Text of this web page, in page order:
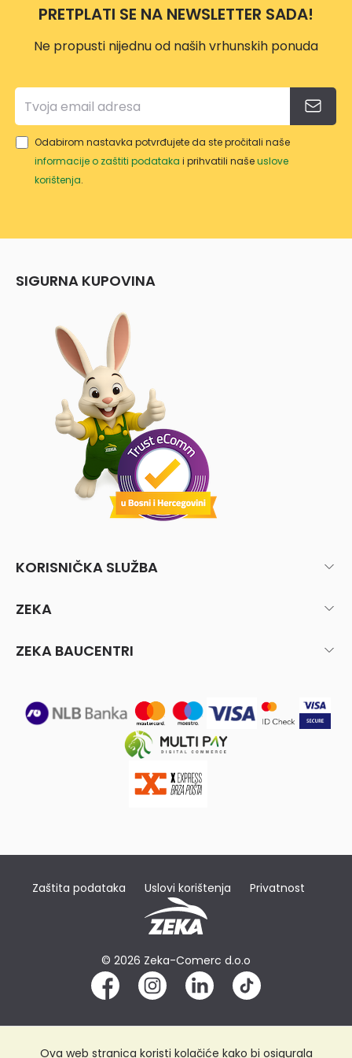
PRETPLATI SE NA NEWSLETTER SADA!
Ne propusti nijednu od naših vrhunskih ponuda
Odabirom nastavka potvrđujete da ste pročitali naše
informacije o zaštiti podataka i prihvatili našeuslove
korištenja.
SIGURNA KUPOVINA
KORISNIČKA SLUŽBA
ZEKA
ZEKA BAUCENTRI
Zaštita podataka Uslovi korištenja Privatnost
© 2026 Zeka-Comerc d.o.o
Ova web stranica koristi kolačiće kako bi osigurala